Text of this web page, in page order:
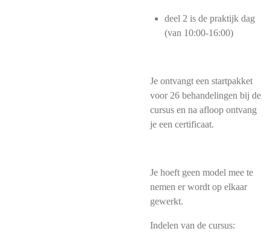
deel 2 is de praktijk dag
(van 10:00-16:00)
Je ontvangt een startpakket
voor 26 behandelingen bij de
cursus en na afloop ontvang
je een certificaat.
Je hoeft geen model mee te
nemen er wordt op elkaar
gewerkt.
Indelen van de cursus: